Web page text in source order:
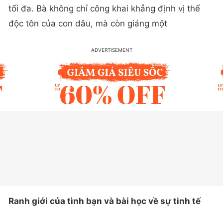
tối đa. Bà không chỉ công khai khẳng định vị thế
độc tôn của con dâu, mà còn giáng một
Ranh giới của tình bạn và bài học về sự tinh tế